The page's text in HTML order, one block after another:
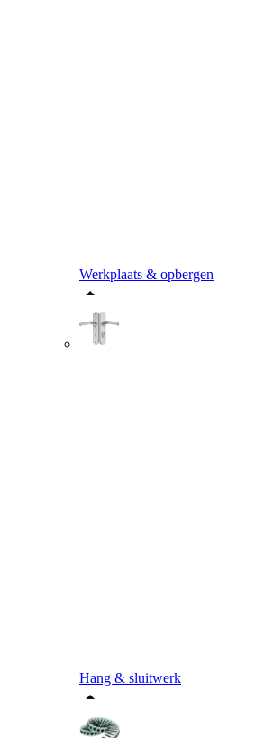
Werkplaats & opbergen
Hang & sluitwerk